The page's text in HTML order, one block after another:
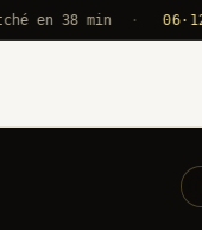
38 min · 06·12 UTC